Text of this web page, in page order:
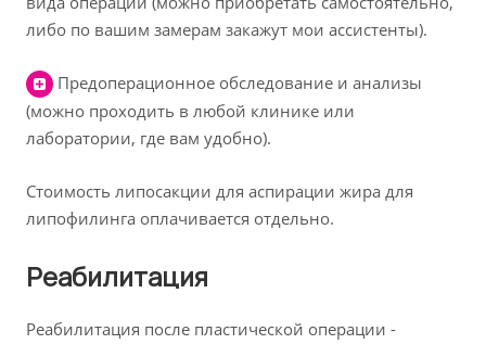
либо по вашим замерам закажут мои ассистенты).
Предоперационное обследование и анализы
(можно проходить в любой клинике или
лаборатории, где вам удобно).
Cтоимость липосакции для аспирации жира для
липофилинга оплачивается отдельно.
Реабилитация
Реабилитация после пластической операции -